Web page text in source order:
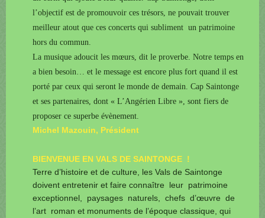
l’objectif est de promouvoir ces trésors, ne pouvait trouver
meilleur atout que ces concerts qui subliment un patrimoine
hors du commun.
La musique adoucit les mœurs, dit le proverbe. Notre temps en
a bien besoin… et le message est encore plus fort quand il est
porté par ceux qui seront le monde de demain. Cap Saintonge
et ses partenaires, dont « L’Angérien Libre », sont fiers de
proposer ce superbe évènement.
Michel Mazouin, Président
BIENVENUE EN VALS DE SAINTONGE !
Terre d’histoire et de culture, les Vals de Saintonge
doivent entretenir et faire connaître leur patrimoine
exceptionnel, paysages naturels, chefs d’œuvre de
l’art roman et monuments de l’époque classique, qui